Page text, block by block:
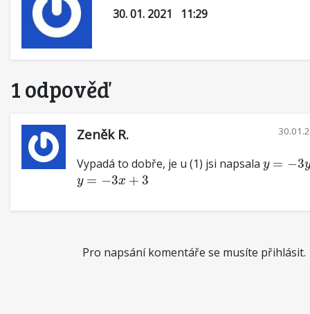
30. 01. 2021 11:29
1 odpověď
Zeněk R.
Vypadá to dobře, je u (1) jsi napsala y = −3y
y=− y+
y = −3x + 3
y=− x+3
Pro napsání komentáře se musíte přihlásit.